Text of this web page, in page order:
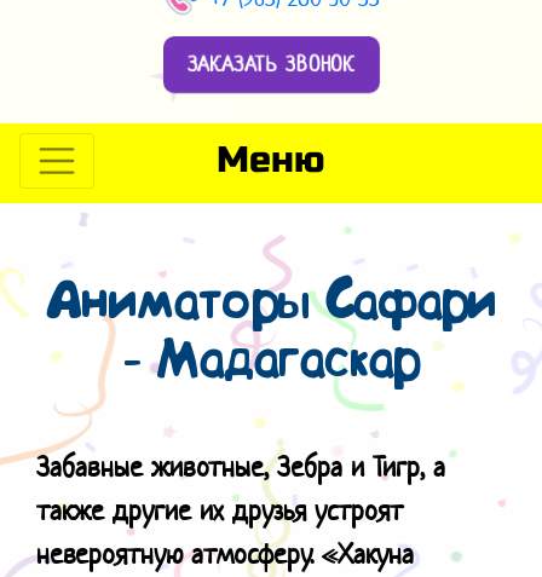
ЗАКАЗАТЬ ЗВОНОК
Меню
Аниматоры Сафари
- Мадагаскар
Забавные животные, Зебра и Тигр, а
также другие их друзья устроят
невероятную атмосферу. «Хакуна